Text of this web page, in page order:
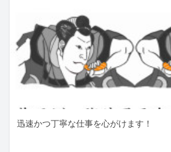
迅速かつ丁寧な仕事を心がけます！